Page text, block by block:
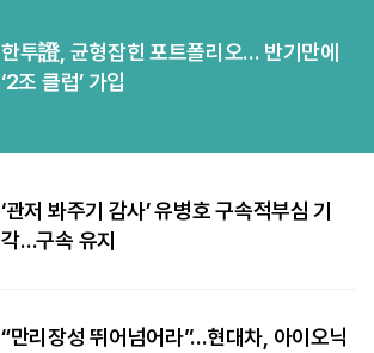
한투證, 균형잡힌 포트폴리오… 반기만에
‘2조 클럽’ 가입
‘관저 봐주기 감사’ 유병호 구속적부심 기
각…구속 유지
“만리장성 뛰어넘어라”…현대차, 아이오닉